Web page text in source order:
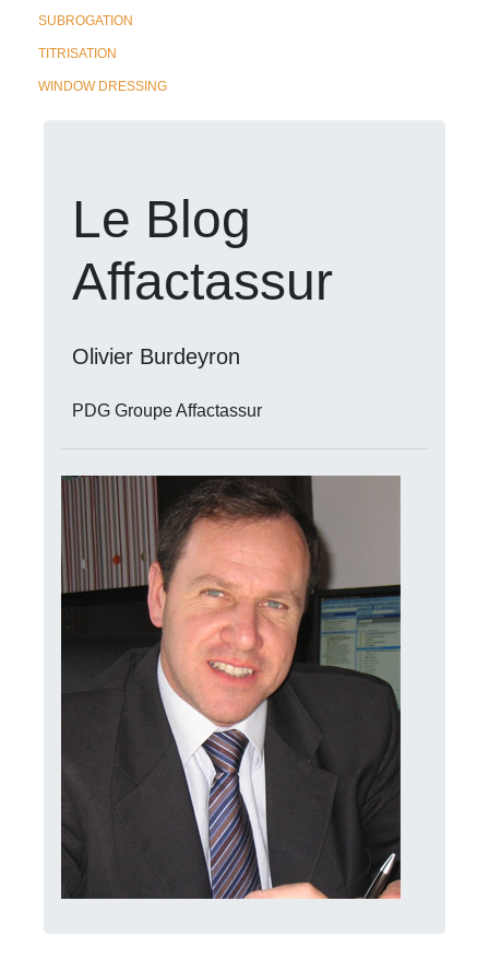
SUBROGATION
TITRISATION
WINDOW DRESSING
Le Blog
Affactassur
Olivier Burdeyron
PDG Groupe Affactassur